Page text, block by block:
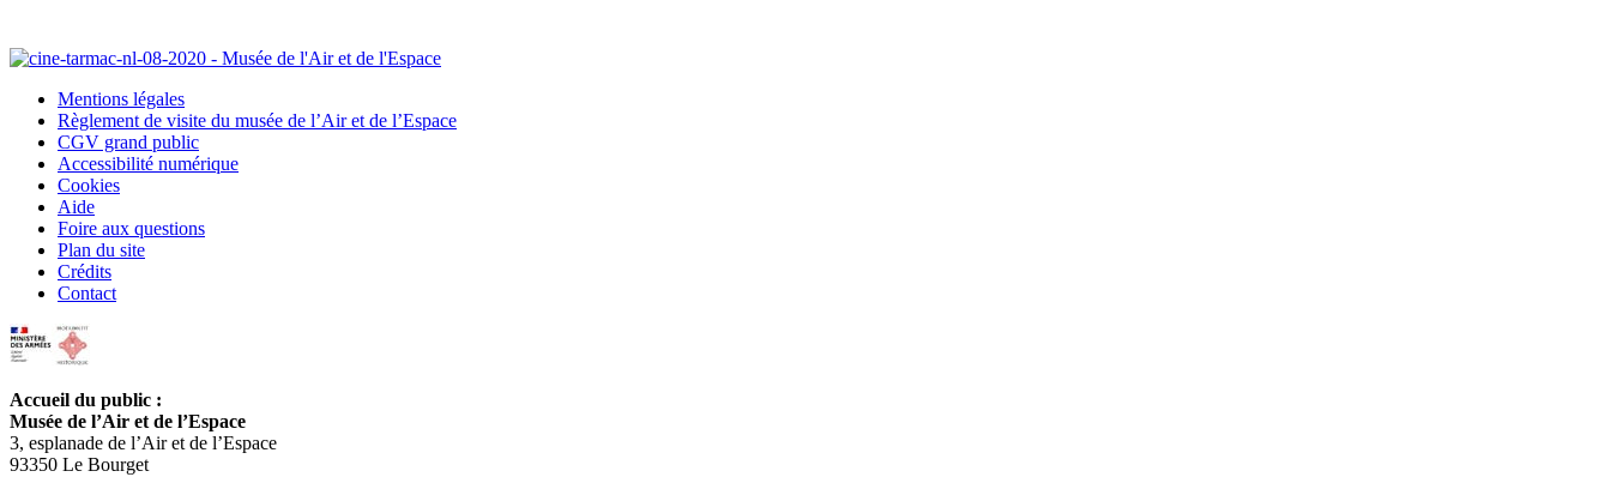
Mentions légales
Règlement de visite du musée de l’Air et de l’Espace
CGV grand public
Accessibilité numérique
Cookies
Aide
Foire aux questions
Plan du site
Crédits
Contact
Accueil du public :
Musée de l’Air et de l’Espace
3, esplanade de l’Air et de l’Espace
93350 Le Bourget